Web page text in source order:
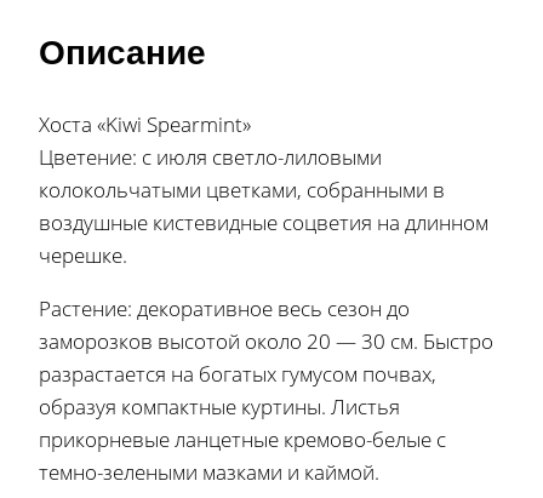
Описание
Хоста «Kiwi Spearmint»
Цветение: с июля светло-лиловыми
колокольчатыми цветками, собранными в
воздушные кистевидные соцветия на длинном
черешке.
Растение: декоративное весь сезон до
заморозков высотой около 20 — 30 см. Быстро
разрастается на богатых гумусом почвах,
образуя компактные куртины. Листья
прикорневые ланцетные кремово-белые с
темно-зелеными мазками и каймой.